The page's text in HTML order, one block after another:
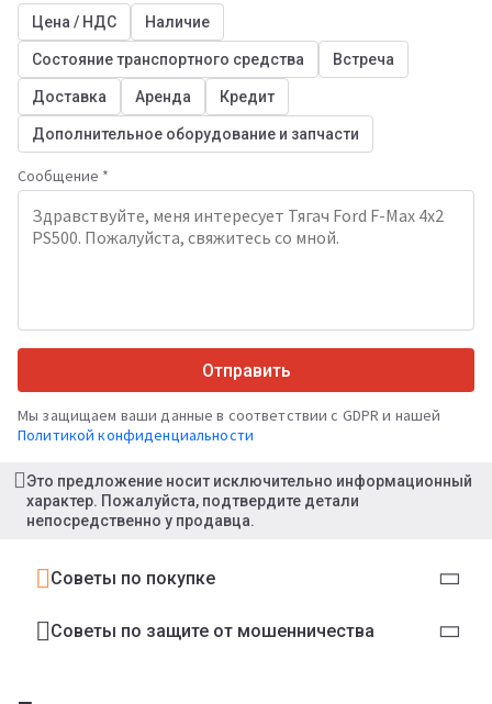
Цена / НДС Наличие
Состояние транспортного средства Встреча
Доставка Аренда Кредит
Дополнительное оборудование и запчасти
Сообщение *
Отправить
Мы защищаем ваши данные в соответствии с GDPR и нашей
Политикой конфиденциальности
Это предложение носит исключительно информационный
характер. Пожалуйста, подтвердите детали
непосредственно у продавца.
Советы по покупке
Советы по защите от мошенничества